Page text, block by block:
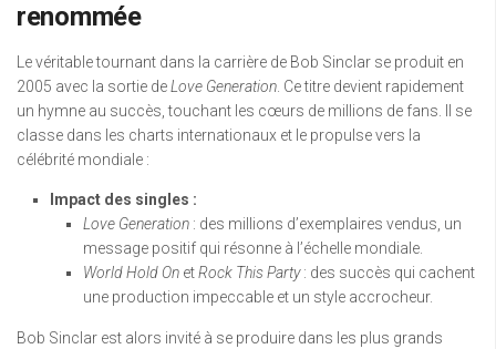
renommée
Le véritable tournant dans la carrière de Bob Sinclar se produit en
2005 avec la sortie deLove Generation. Ce titre devient rapidement
un hymne au succès, touchant les cœurs de millions de fans. Il se
classe dans les charts internationaux et le propulse vers la
célébrité mondiale :
Impact des singles :
Love Generation : des millions d’exemplaires vendus, un
message positif qui résonne à l’échelle mondiale.
World Hold On etRock This Party: des succès qui cachent
une production impeccable et un style accrocheur.
Bob Sinclar est alors invité à se produire dans les plus grands